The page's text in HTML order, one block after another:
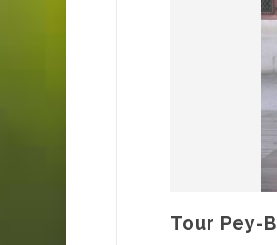
Tour Pey-